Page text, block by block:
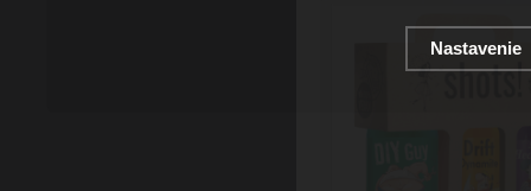
Nastavenie